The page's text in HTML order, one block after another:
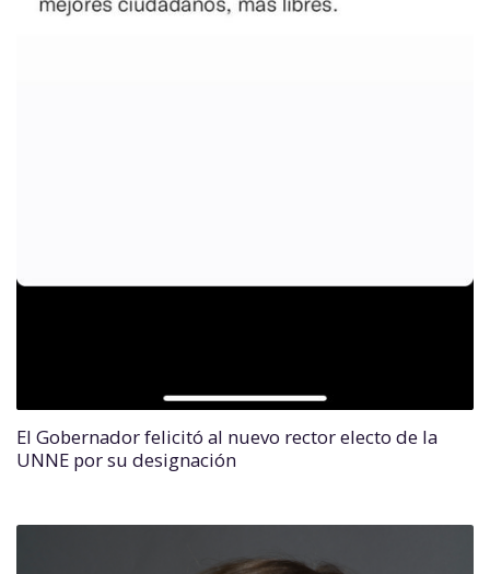
El Gobernador felicitó al nuevo rector electo de la
UNNE por su designación